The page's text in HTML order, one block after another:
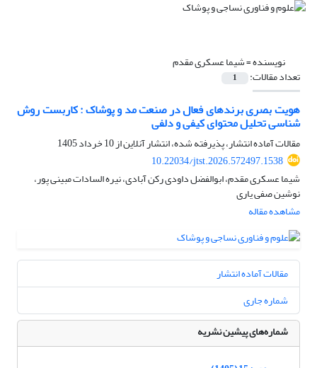
نویسنده =شیما عسکری مقدم
تعداد مقالات: 1
هویت بصری برندهای فعال در صنعت مد و پوشاک : کاربست روش
شناسی تحلیل محتوای کیفی و دلفی
مقالات آماده انتشار، پذیرفته شده، انتشار آنلاین از10 خرداد 1405
10.22034/jtst.2026.572497.1538
شیما عسکری مقدم، ابوالفضل داودی رکن آبادی، نیره السادات مبینی پور،
نوشین صفی یاری
مشاهده مقاله
مقالات آماده انتشار
شماره جاری
شماره‌های پیشین نشریه